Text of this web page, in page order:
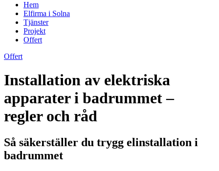
Hem
Elfirma i Solna
Tjänster
Projekt
Offert
Offert
Installation av elektriska
apparater i badrummet –
regler och råd
Så säkerställer du trygg elinstallation i
badrummet